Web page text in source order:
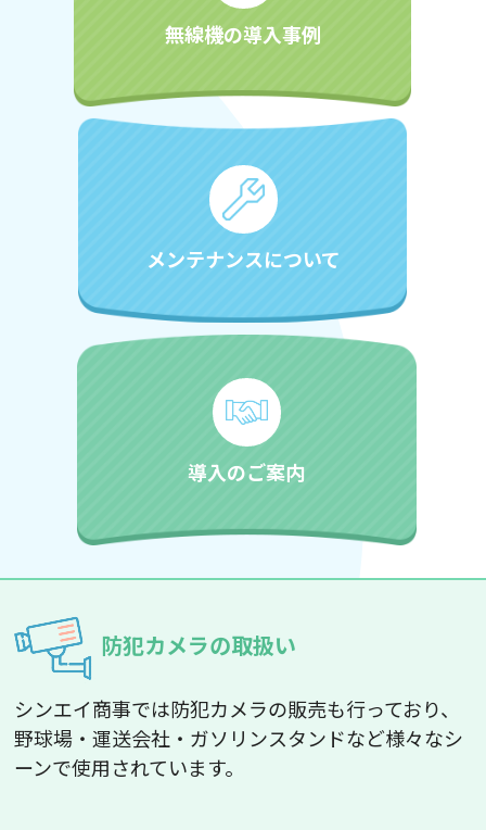
無線機の導入事例
メンテナンスについて
導入のご案内
防犯カメラの取扱い
シンエイ商事では防犯カメラの販売も行っており、
野球場・運送会社・ガソリンスタンドなど様々なシ
ーンで使用されています。